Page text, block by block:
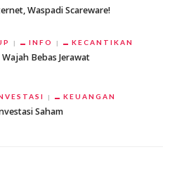
Waspadi Scareware!
INFO KECANTIKAN
Bebas Jerawat
KEUANGAN
Saham